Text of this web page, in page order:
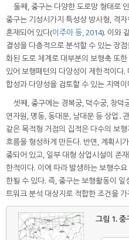
둘째, 중구는 다양한 도로망 형태로
중구는 기성시가지 특성상 방사형, 격
혼재되어 있다(이주아 등, 2014). 이와
결성을 다층적으로 분석할 수 있는 장
화된 도로 체계로 대부분의 보행축 또
있어 보행패턴의 다양성이 제한적이다
합성과 다양성을 검토할 수 있는 지역이
셋째, 중구에는 경복궁, 덕수궁, 창덕
연자원, 명동, 동대문, 남대문 등 상업․
같은 목적형 거점의 집적은 다수의 보
흐름을 형성하게 만든다. 반면, 계획시
중되어 있고, 일부 대형 상업시설이 존
한적이다. 이에 따라 발생하는 보행수
한될 수 있다. 즉, 중구는 보행활동이
트워크 분석 대상지로 적합한 조건을
그림 1.중